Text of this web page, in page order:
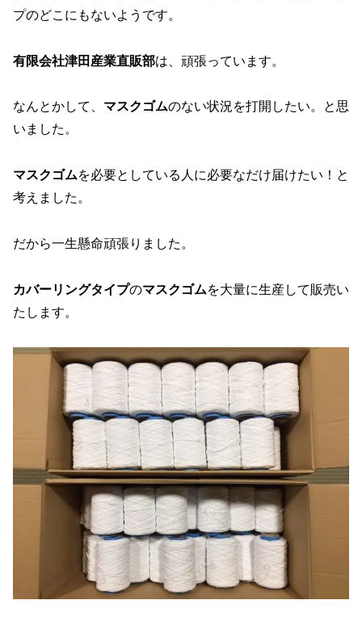
プのどこにもないようです。
有限会社津田産業直販部は、頑張っています。
なんとかして、 マスクゴムのない状況を打開したい。と思
いました。
マスクゴムを必要としている人に必要なだけ届けたい！と
考えました。
だから一生懸命頑張りました。
カバーリングタイプのマスクゴムを大量に生産して販売い
たします。